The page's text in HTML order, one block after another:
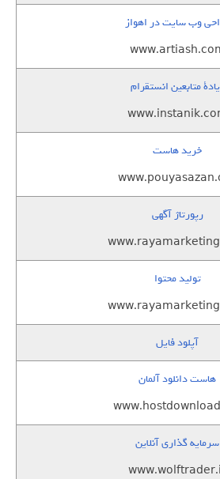
وب سایت در اهواز
متابعين انستقرام
خرید هاست
رپورتاژ آگهی
تولید محتوا
آپلود فایل
هاست دانلود آلمان
سرمایه گذاری آنلاین